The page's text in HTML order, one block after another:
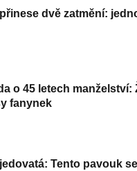
dvě zatmění:
o 45 letech manželství:
fanynek
Tento pavouk